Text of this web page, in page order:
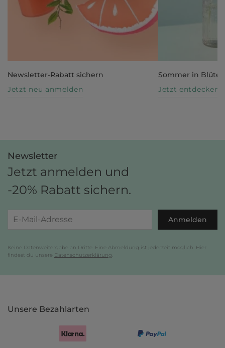
Newsletter-Rabatt sichern
Jetzt neu anmelden
Sommer in Blüte
Jetzt entdecken
Newsletter
Jetzt anmelden und
-20% Rabatt sichern.
Anmelden
Keine Datenweitergabe an Dritte. Eine Abmeldung ist jederzeit möglich. Hier
findest du unsere Datenschutzerklärung
Unsere Bezahlarten